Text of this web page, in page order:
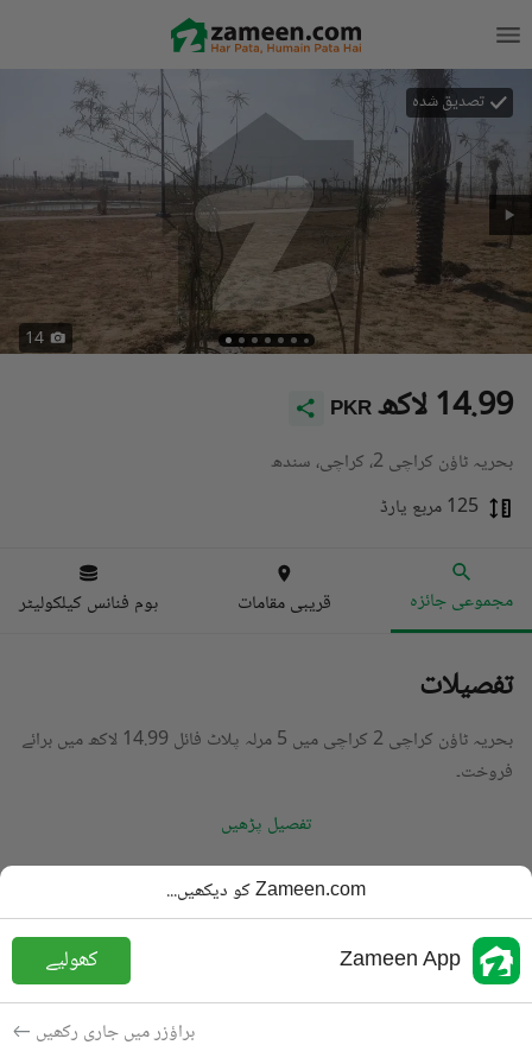
تصدیق شدہ
14
PKR 14.99 لاکھ
بحریہ ٹاؤن کراچی 2، کراچی، سندھ
125 مربع یارڈ
مجموعی جائزہ قریبی مقامات ہوم فنانس کیلکولیٹر
تفصیلات
بحریہ ٹاؤن کراچی 2 کراچی میں 5 مرلہ پلاٹ فائل 14.99 لاکھ میں برائے
فروخت۔
تفصیل پڑھیں
پلاٹ فائل
قیمت
PKR
14.99 لاکھ
رقبہ
مقصد
برائے فروخت
Zameen.com کو دیکھیں...
Zameen App کھولیے
براؤزر میں جاری رکھیں